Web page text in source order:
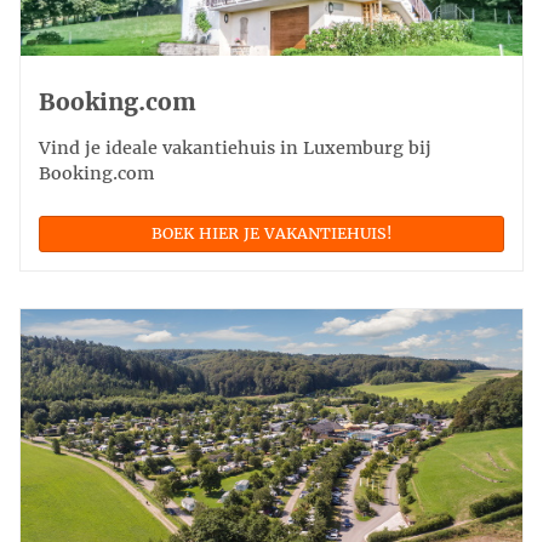
Booking.com
Vind je ideale vakantiehuis in Luxemburg bij
Booking.com
BOEK HIER JE VAKANTIEHUIS!